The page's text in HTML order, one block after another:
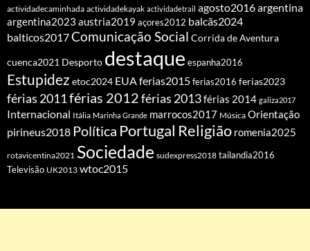
actividadecaminhada actividadekayak actividadetrail agosto2016argentina
argentina2023 austria2019 açores2012 balcãs2024
balticos2017Comunicação Social Corrida de Aventura
cuenca2021 Desporto destaque espanha2016
Estupidez etoc2024 EUAferias2015ferias2016 ferias2023
férias 2011férias 2012férias 2013férias 2014 galiza2017
Internacional Itália Marinha Grande marrocos2017 Música Orientação
pirineus2018 Política Portugal Religião romenia2025
rotavicentina2021 Sociedade sudexpress2018 tailandia2016
Televisão UK2013 wtoc2015